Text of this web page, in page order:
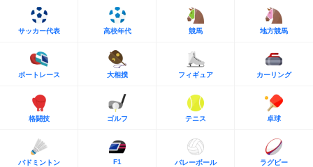
サッカー代表 高校年代 競馬 地方競馬
ボートレース 大相撲 フィギュア カーリング
格闘技 ゴルフ テニス 卓球
バドミントン F1 バレーボール ラグビー